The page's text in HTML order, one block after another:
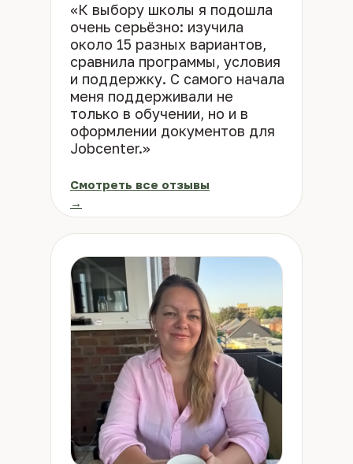
Смотреть все отзывы
→
«К выбору школы я подошла
очень серьёзно: изучила
около 15 разных вариантов,
сравнила программы, условия
и поддержку. С самого начала
меня поддерживали не
только в обучении, но и в
оформлении документов для
Jobcenter.»